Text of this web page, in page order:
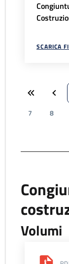
SCARICA
7
8
Volumi